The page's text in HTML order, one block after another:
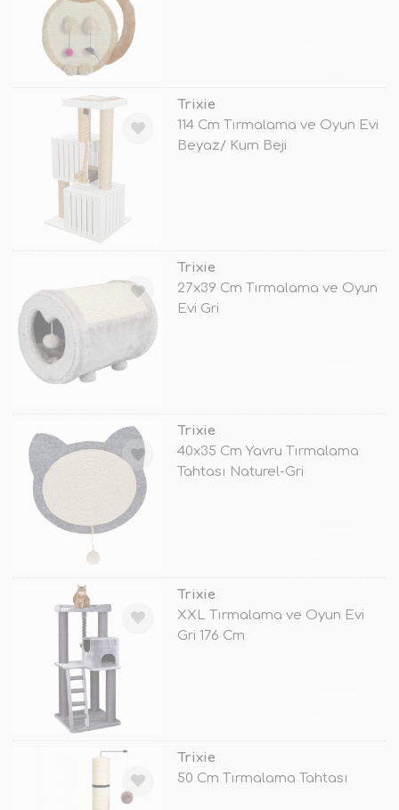
Trixie
114 Cm Tırmalama ve Oyun Evi
Beyaz/ Kum Beji
Trixie
27x39 Cm Tırmalama ve Oyun
Evi Gri
Trixie
40x35 Cm Yavru Tırmalama
Tahtası Naturel-Gri
Trixie
XXL Tırmalama ve Oyun Evi
Gri 176 Cm
Trixie
50 Cm Tırmalama Tahtası